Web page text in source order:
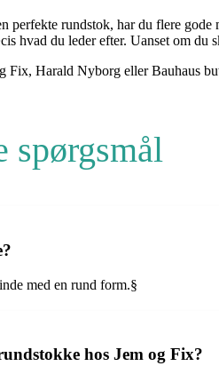
perfekte rundstok, har du flere
hvad du leder efter. Uanset om
Fix, Harald Nyborg eller Bauhaus
spørgsmål
med en rund form.§
hos Jem og Fix?